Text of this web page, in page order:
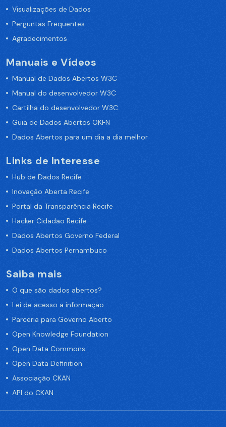
Visualizações de Dados
Perguntas Frequentes
Agradecimentos
Manuais e Vídeos
Manual de Dados Abertos W3C
Manual do desenvolvedor W3C
Cartilha do desenvolvedor W3C
Guia de Dados Abertos OKFN
Dados Abertos para um dia a dia melhor
Links de Interesse
Hub de Dados Recife
Inovação Aberta Recife
Portal da Transparência Recife
Hacker Cidadão Recife
Dados Abertos Governo Federal
Dados Abertos Pernambuco
Saiba mais
O que são dados abertos?
Lei de acesso a informação
Parceria para Governo Aberto
Open Knowledge Foundation
Open Data Commons
Open Data Definition
Associação CKAN
API do CKAN